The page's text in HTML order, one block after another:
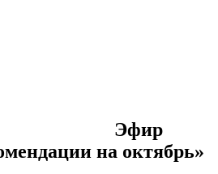
Эфир
на октябрь»